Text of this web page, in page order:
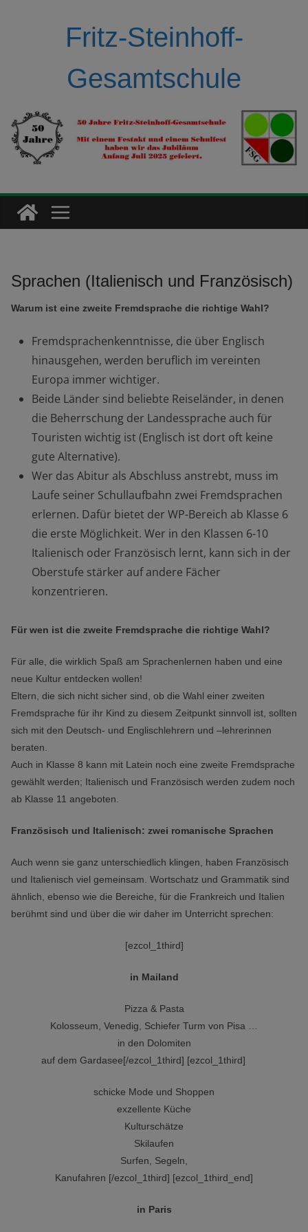
Fritz-Steinhoff-
Gesamtschule
Sprachen (Italienisch und Französisch)
Warum ist eine zweite Fremdsprache die richtige Wahl?
Fremdsprachenkenntnisse, die über Englisch
hinausgehen, werden beruflich im vereinten
Europa immer wichtiger.
Beide Länder sind beliebte Reiseländer, in denen
die Beherrschung der Landessprache auch für
Touristen wichtig ist (Englisch ist dort oft keine
gute Alternative).
Wer das Abitur als Abschluss anstrebt, muss im
Laufe seiner Schullaufbahn zwei Fremdsprachen
erlernen. Dafür bietet der WP-Bereich ab Klasse 6
die erste Möglichkeit. Wer in den Klassen 6-10
Italienisch oder Französisch lernt, kann sich in der
Oberstufe stärker auf andere Fächer
konzentrieren.
Für wen ist die zweite Fremdsprache die richtige Wahl?
Für alle, die wirklich Spaß am Sprachenlernen haben und eine
neue Kultur entdecken wollen!
Eltern, die sich nicht sicher sind, ob die Wahl einer zweiten
Fremdsprache für ihr Kind zu diesem Zeitpunkt sinnvoll ist, sollten
sich mit den Deutsch- und Englischlehrern und –lehrerinnen
beraten.
Auch in Klasse 8 kann mit Latein noch eine zweite Fremdsprache
gewählt werden; Italienisch und Französisch werden zudem noch
ab Klasse 11 angeboten.
Französisch und Italienisch: zwei romanische Sprachen
Auch wenn sie ganz unterschiedlich klingen, haben Französisch
und Italienisch viel gemeinsam. Wortschatz und Grammatik sind
ähnlich, ebenso wie die Bereiche, für die Frankreich und Italien
berühmt sind und über die wir daher im Unterricht sprechen:
[ezcol_1third]
in Mailand
Pizza & Pasta
Kolosseum, Venedig, Schiefer Turm von Pisa …
in den Dolomiten
auf dem Gardasee[/ezcol_1third] [ezcol_1third]
schicke Mode und Shoppen
exzellente Küche
Kulturschätze
Skilaufen
Surfen, Segeln,
Kanufahren [/ezcol_1third] [ezcol_1third_end]
in Paris